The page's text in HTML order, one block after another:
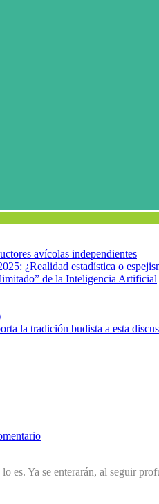
avícolas independientes
¿Realidad estadística o
de la Inteligencia Artificial
la tradición budista a esta
es. Ya se enterarán, al seguir